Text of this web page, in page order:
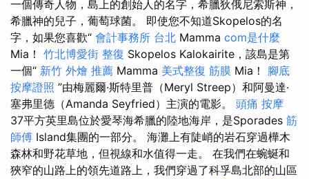
一個傳奇人物，島上的創始人的名字，希臘狄俄尼索斯神，
希臘神的兒子，葡萄球菌。 即使您不知道Skopelos的名
字，如果您喜歡“ 會計事務所 台北 Mamma com是什麼
Mia！ 竹北博愛街 整復 Skopelos Kalokairite，該島是第
一個“ 新竹 外燴 推薦 Mamma 美式整復 筋膜 Mia！ 腳底
按摩證照 ”由梅麗爾·斯特里普（Meryl Streep）和阿曼達·
塞弗里德（Amanda Seyfried）主演的電影。 頭痛 按摩
37平方英里島位於愛琴海希臘的陸地海岸，是Sporades 筋
師傅 Island集團的一部分。 海灘上有陡峭的岩石穿過樺木
森林和野花草地，但視線和水值得一走。 在我們在蜿蜒和
狹窄的山路上的領先道路上，我們穿過了科孚島北部的山區